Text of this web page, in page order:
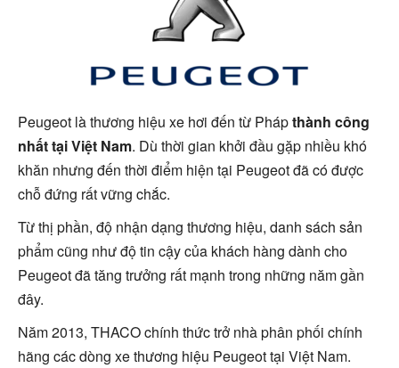
Peugeot là thương hiệu xe hơi đến từ Phápthành công
nhất tại Việt Nam. Dù thời gian khởi đầu gặp nhiều khó
khăn nhưng đến thời điểm hiện tại Peugeot đã có được
chỗ đứng rất vững chắc.
Từ thị phần, độ nhận dạng thương hiệu, danh sách sản
phẩm cũng như độ tin cậy của khách hàng dành cho
Peugeot đã tăng trưởng rất mạnh trong những năm gần
đây.
Năm 2013, THACO chính thức trở nhà phân phối chính
hãng các dòng xe thương hiệu Peugeot tại Việt Nam.